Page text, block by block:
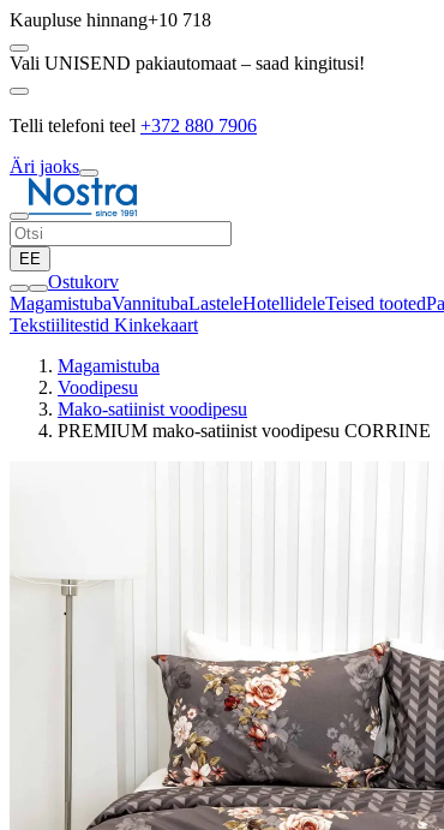
Kaupluse hinnang+10 718
Vali UNISEND pakiautomaat – saad kingitusi!
Telli telefoni teel +372 880 7906
Äri jaoks
EE
Ostukorv
MagamistubaVannitubaLasteleHotellideleTeised tooted
Tekstiilitestid Kinkekaart
Magamistuba
Voodipesu
Mako-satiinist voodipesu
PREMIUM mako-satiinist voodipesu CORRINE